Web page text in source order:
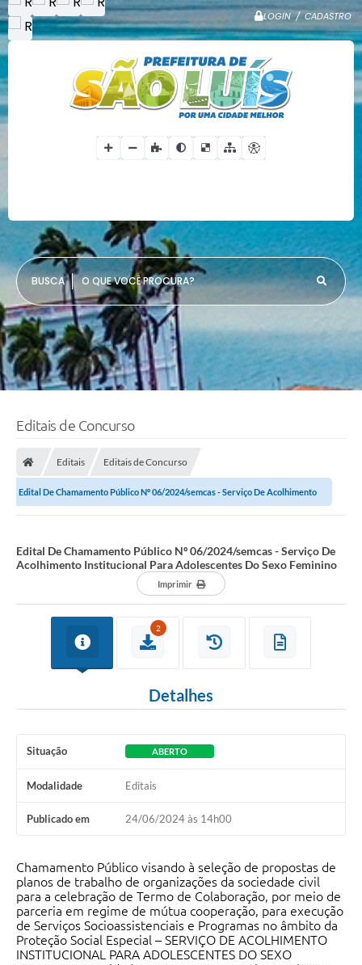
LOGIN / CADASTRO
O QUE VOCÊ PROCURA?
Editais de Concurso
Editais Editais de Concurso
Edital De Chamamento Público Nº 06/2024/semcas - Serviço De Acolhimento
Edital De Chamamento Público Nº 06/2024/semcas - Serviço De
Acolhimento Institucional Para Adolescentes Do Sexo Feminino
Imprimir
2
Detalhes
Situação ABERTO
Modalidade Editais
Publicado em 24/06/2024 às 14h00
Chamamento Público visando à seleção de propostas de
planos de trabalho de organizações da sociedade civil
para a celebração de Termo de Colaboração, por meio de
parceria em regime de mútua cooperação, para execução
de Serviços Socioassistenciais e Programas no âmbito da
Proteção Social Especial – SERVIÇO DE ACOLHIMENTO
INSTITUCIONAL PARA ADOLESCENTES DO SEXO